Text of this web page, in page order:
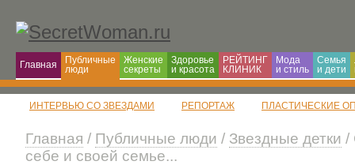
Главная
Публичные
люди
Женские
секреты
Здоровье
и красота
РЕЙТИНГ
КЛИНИК
Мода
и cтиль
Семья
и дети
ИНТЕРВЬЮ СО ЗВЕЗДАМИ РЕПОРТАЖ ПЛАСТИЧЕСКИЕ
Главная / Публичные люди / Звездные детки /
себе и своей семье...